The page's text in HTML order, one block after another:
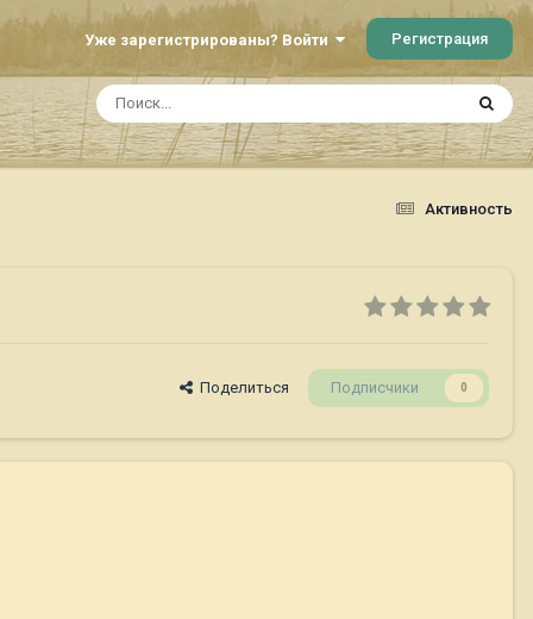
Уже зарегистрированы? Войти Регистрация
Активность
Поделиться Подписчики 0